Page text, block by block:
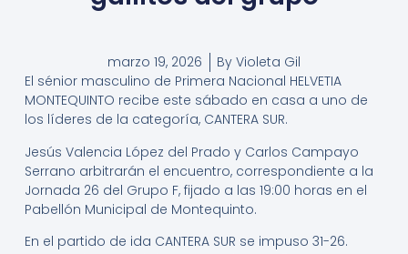
marzo 19, 2026 By Violeta Gil
El sénior masculino de Primera Nacional HELVETIA
MONTEQUINTO recibe este sábado en casa a uno de
los líderes de la categoría, CANTERA SUR.
Jesús Valencia López del Prado y Carlos Campayo
Serrano arbitrarán el encuentro, correspondiente a la
Jornada 26 del Grupo F, fijado a las 19:00 horas en el
Pabellón Municipal de Montequinto.
En el partido de ida CANTERA SUR se impuso 31-26.